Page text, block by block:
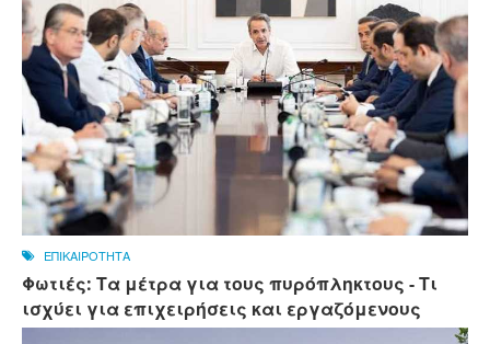
ΕΠΙΚΑΙΡΟΤΗΤΑ
Φωτιές: Τα μέτρα για τους πυρόπληκτους - Τι
ισχύει για επιχειρήσεις και εργαζόμενους